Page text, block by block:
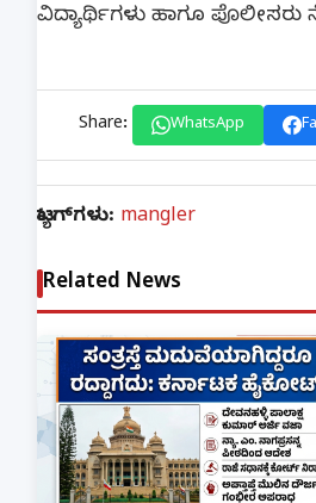
ವಿದ್ಯಾರ್ಥಿಗಳು ಹಾಗೂ ಪೊಲೀಸರು
Share: WhatsApp
ಟ್ಯಾಗ್‌ಗಳು: mangler
Related News